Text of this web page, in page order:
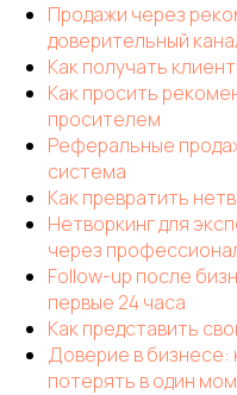
Продажи через
доверительный
Как получать
Как просить
просителем
Реферальные
система
Как превратить
Нетворкинг для
через
Follow-up после
первые 24 часа
Как представить
Доверие в бизнесе:
потерять в один